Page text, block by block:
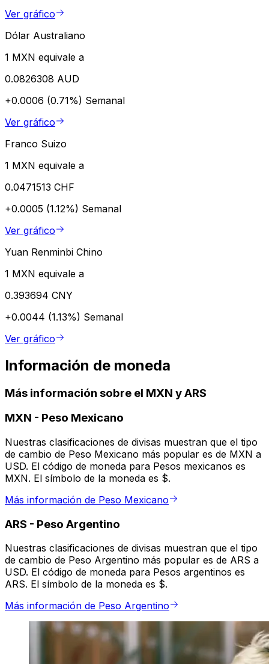
Ver gráfico
Dólar Australiano
1 MXN equivale a
0.0826308 AUD
+0.0006 (0.71%) Semanal
Ver gráfico
Franco Suizo
1 MXN equivale a
0.0471513 CHF
+0.0005 (1.12%) Semanal
Ver gráfico
Yuan Renminbi Chino
1 MXN equivale a
0.393694 CNY
+0.0044 (1.13%) Semanal
Ver gráfico
Información de moneda
Más información sobre el MXN y ARS
MXN - Peso Mexicano
Nuestras clasificaciones de divisas muestran que el tipo
de cambio de Peso Mexicano más popular es de MXN a
USD. El código de moneda para Pesos mexicanos es
MXN. El símbolo de la moneda es $.
Más información de Peso Mexicano
ARS - Peso Argentino
Nuestras clasificaciones de divisas muestran que el tipo
de cambio de Peso Argentino más popular es de ARS a
USD. El código de moneda para Pesos argentinos es
ARS. El símbolo de la moneda es $.
Más información de Peso Argentino